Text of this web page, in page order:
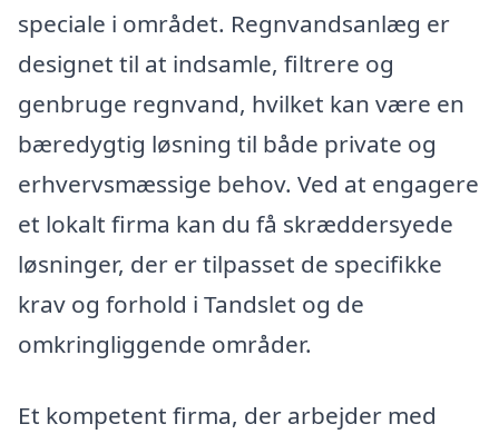
speciale i området. Regnvandsanlæg er
designet til at indsamle, filtrere og
genbruge regnvand, hvilket kan være en
bæredygtig løsning til både private og
erhvervsmæssige behov. Ved at engagere
et lokalt firma kan du få skræddersyede
løsninger, der er tilpasset de specifikke
krav og forhold i Tandslet og de
omkringliggende områder.
Et kompetent firma, der arbejder med